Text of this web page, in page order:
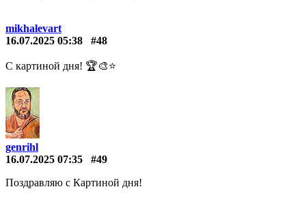
mikhalevart
16.07.2025 05:38
#48
С картиной дня! 🏆🎨⭐
genrihl
16.07.2025 07:35
#49
Поздравляю с Картиной дня!